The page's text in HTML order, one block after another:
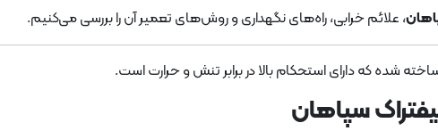
، علائم خرابی، راه‌های نگهداری و روش‌های تعمیر آن را بررسی می‌کنیم.
شده که دارای استحکام بالا در برابر تنش و حرارت است.